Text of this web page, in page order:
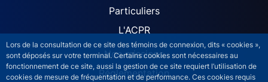
Lors de la consultation de ce site des témoins de connexion, dits « cookies »,
sont déposés sur votre terminal. Certains cookies sont nécessaires au
fonctionnement de ce site, aussi la gestion de ce site requiert l’utilisation de
cookies de mesure de fréquentation et de performance. Ces cookies requis
Particuliers
L'ACPR
Nos missions
Réglementation